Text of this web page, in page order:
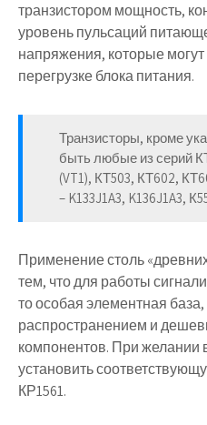
транзистором мощность,
уровень пульсаций
напряжения, которые
перегрузке блока питания.
Транзисторы, кроме
быть любые из серий
(VT1), КТ503, КТ602,
– K133J1A3, K136J1A3,
Применение столь
тем, что для работы
то особая элементная
распространением и
компонентов. При желании
установить
КР1561.